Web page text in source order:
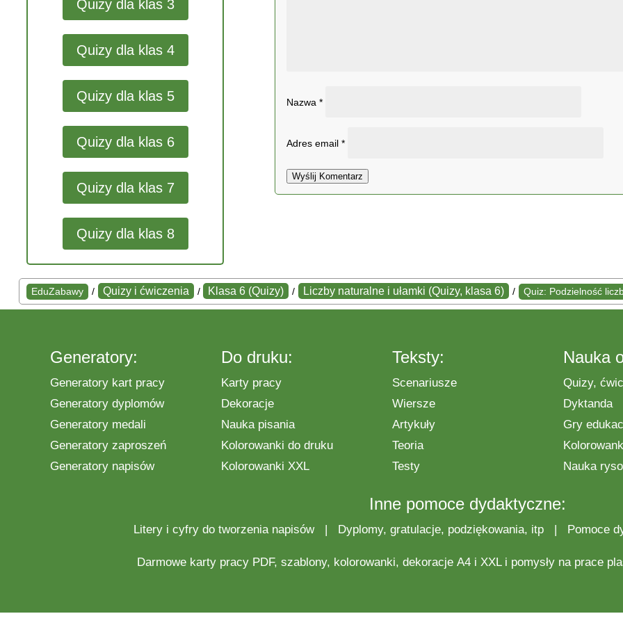
Quizy dla klas 3
Quizy dla klas 4
Quizy dla klas 5
Quizy dla klas 6
Quizy dla klas 7
Quizy dla klas 8
Nazwa *
Adres email *
Wyślij Komentarz
EduZabawy / Quizy i ćwiczenia / Klasa 6 (Quizy) / Liczby naturalne i ułamki (Quizy, klasa 6) / Quiz: Podzielność
Generatory:
Generatory kart pracy
Generatory dyplomów
Generatory medali
Generatory zaproszeń
Generatory napisów
Do druku:
Karty pracy
Dekoracje
Nauka pisania
Kolorowanki do druku
Kolorowanki XXL
Teksty:
Scenariusze
Wiersze
Artykuły
Teoria
Testy
Nauka
Quizy,
Dyktanda
Gry
Nauka
Inne pomoce dydaktyczne:
Litery i cyfry do tworzenia napisów| Dyplomy, gratulacje, podziękowania, itp Pomoce
Darmowe karty pracyPDF, szablony, kolorowanki, dekoracjeA4 i XXL i pomysły na prace